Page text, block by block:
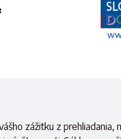
Realizované s
zážitku z